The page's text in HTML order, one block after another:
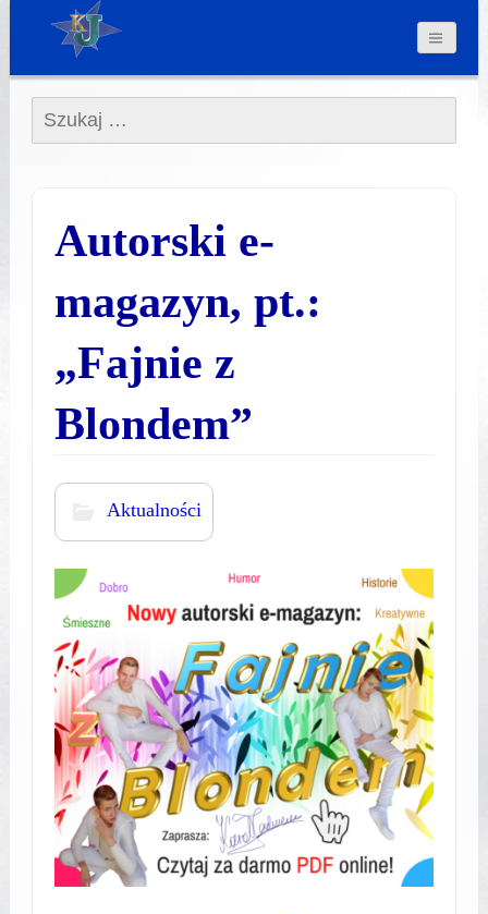
Szukaj:
Autorski e-
magazyn, pt.:
„Fajnie z
Blondem”
Aktualności